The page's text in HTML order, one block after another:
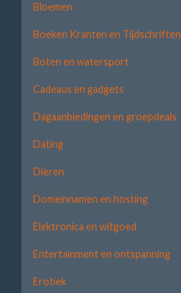
Bloemen
Boeken Kranten en Tijdschriften
Boten en watersport
Cadeaus en gadgets
Dagaanbiedingen en groepdeals
Dating
Dieren
Domeinnamen en hosting
Elektronica en witgoed
Entertainment en ontspanning
Erotiek